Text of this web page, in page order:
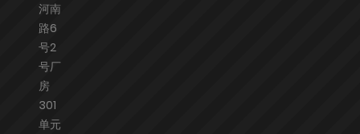
河南
路6
号2
号厂
房
301
单元